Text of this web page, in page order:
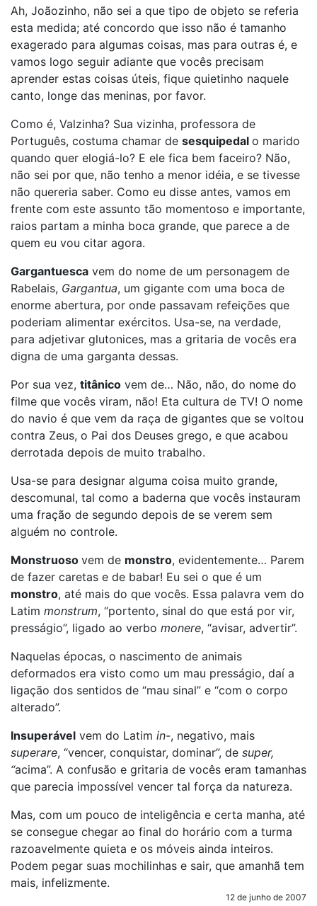
Ah, Joãozinho, não sei a que tipo de objeto se referia
esta medida; até concordo que isso não é tamanho
exagerado para algumas coisas, mas para outras é, e
vamos logo seguir adiante que vocês precisam
aprender estas coisas úteis, fique quietinho naquele
canto, longe das meninas, por favor.
Como é, Valzinha? Sua vizinha, professora de
Português, costuma chamar de sesquipedal o marido
quando quer elogiá-lo? E ele fica bem faceiro? Não,
não sei por que, não tenho a menor idéia, e se tivesse
não quereria saber. Como eu disse antes, vamos em
frente com este assunto tão momentoso e importante,
raios partam a minha boca grande, que parece a de
quem eu vou citar agora.
Gargantuesca vem do nome de um personagem de
Rabelais, Gargantua, um gigante com uma boca de
enorme abertura, por onde passavam refeições que
poderiam alimentar exércitos. Usa-se, na verdade,
para adjetivar glutonices, mas a gritaria de vocês era
digna de uma garganta dessas.
Por sua vez, titânico vem de… Não, não, do nome do
filme que vocês viram, não! Eta cultura de TV! O nome
do navio é que vem da raça de gigantes que se voltou
contra Zeus, o Pai dos Deuses grego, e que acabou
derrotada depois de muito trabalho.
Usa-se para designar alguma coisa muito grande,
descomunal, tal como a baderna que vocês instauram
uma fração de segundo depois de se verem sem
alguém no controle.
Monstruoso vem de monstro, evidentemente… Parem
de fazer caretas e de babar! Eu sei o que é um
monstro, até mais do que vocês. Essa palavra vem do
Latim monstrum, “portento, sinal do que está por vir,
presságio”, ligado ao verbo monere, “avisar, advertir”.
Naquelas épocas, o nascimento de animais
deformados era visto como um mau presságio, daí a
ligação dos sentidos de “mau sinal” e “com o corpo
alterado”.
Insuperável vem do Latim in-, negativo, mais
superare, “vencer, conquistar, dominar”, de super,
“acima”. A confusão e gritaria de vocês eram tamanhas
que parecia impossível vencer tal força da natureza.
Mas, com um pouco de inteligência e certa manha, até
se consegue chegar ao final do horário com a turma
razoavelmente quieta e os móveis ainda inteiros.
Podem pegar suas mochilinhas e sair, que amanhã tem
mais, infelizmente.
12 de junho de 2007